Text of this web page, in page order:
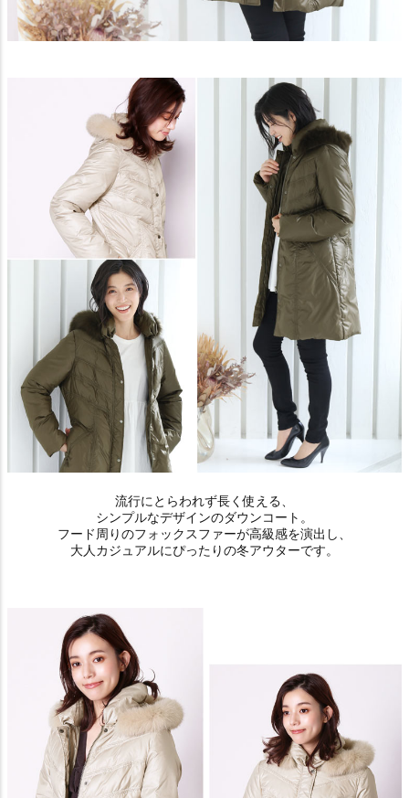
流行にとらわれず長く使える、
シンプルなデザインのダウンコート。
フード周りのフォックスファーが高級感を演出し、
大人カジュアルにぴったりの冬アウターです。